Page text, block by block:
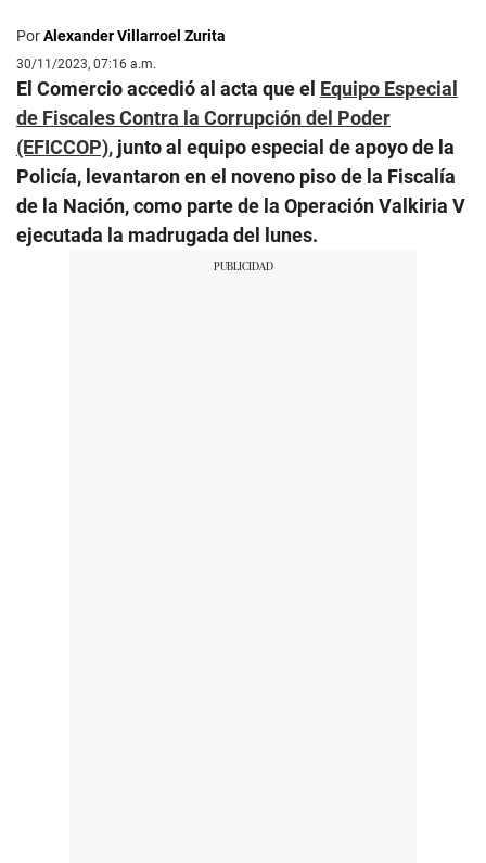
PorAlexander Villarroel Zurita
30/11/2023, 07:16 a.m.
El Comercio accedió al acta que el Equipo Especial
de Fiscales Contra la Corrupción del Poder
(EFICCOP), junto al equipo especial de apoyo de la
Policía, levantaron en el noveno piso de la Fiscalía
de la Nación, como parte de la Operación Valkiria V
ejecutada la madrugada del lunes.